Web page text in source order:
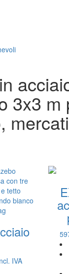
3x3 m
IVA